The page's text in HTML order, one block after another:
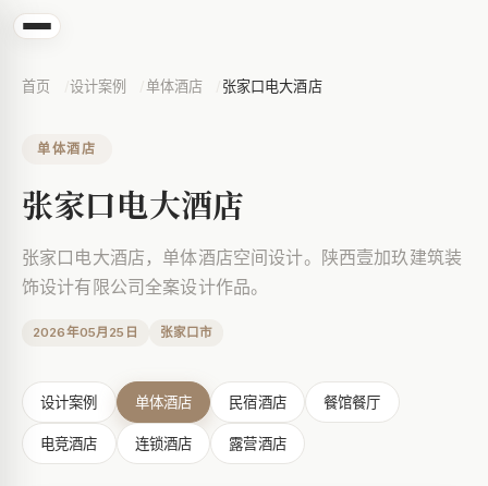
首页 设计案例 单体酒店 张家口电大酒店
单体酒店
张家口电大酒店
张家口电大酒店，单体酒店空间设计。陕西壹加玖建筑装
饰设计有限公司全案设计作品。
2026年05月25日 张家口市
设计案例 单体酒店 民宿酒店 餐馆餐厅
电竞酒店 连锁酒店 露营酒店
张家口电大酒店